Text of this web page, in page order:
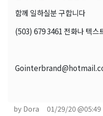
함께 일하실분 구합니다
(503) 679 3461 전화나 텍스
by Dora 01/29/20